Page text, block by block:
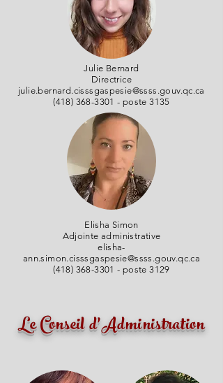
Julie Bernard
Directrice
julie.bernard.cisssgaspesie@ssss.gouv.qc.ca
(418) 368-3301 - poste 3135
Elisha Simon
Adjointe administrative
elisha-
ann.simon.cisssgaspesie@ssss.gouv.qc.ca
(418) 368-3301 - poste 3129
Le Conseil d'Administration